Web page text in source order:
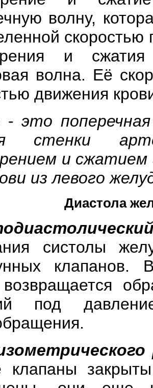
волну,
и
волна. Её
движения
-это
стенки
и
из левого
Диастола
систолы
клапанов.
под
клапаны